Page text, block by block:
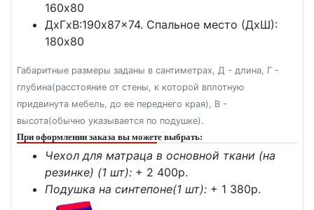
160x80
ДxГxВ:190x87x74. Спальное место (ДxШ):
180x80
Габаритные размеры заданы в сантиметрах, Д - длина, Г -
глубина(расстояние от стены, к которой вплотную
придвинута мебель, до ее переднего края), В -
высота(обычно указывается по подушке).
При оформлении заказа вы можете выбрать:
Чехол для матраца в основной ткани (на
резинке) (1 шт): + 2 400p.
Подушка на синтепоне(1 шт): + 1 380p.